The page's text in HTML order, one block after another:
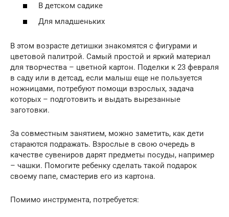
В детском садике
Для младшеньких
В этом возрасте детишки знакомятся с фигурами и
цветовой палитрой. Самый простой и яркий материал
для творчества – цветной картон. Поделки к 23 февраля
в саду или в детсад, если малыш еще не пользуется
ножницами, потребуют помощи взрослых, задача
которых – подготовить и выдать вырезанные
заготовки.
За совместным занятием, можно заметить, как дети
стараются подражать. Взрослые в свою очередь в
качестве сувениров дарят предметы посуды, например
– чашки. Помогите ребенку сделать такой подарок
своему папе, смастерив его из картона.
Помимо инструмента, потребуется: